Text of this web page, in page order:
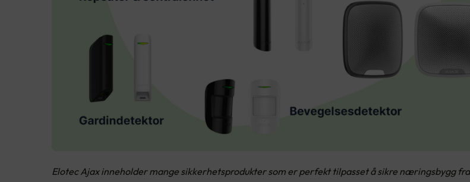
Elotec Ajax inneholder mange sikkerhetsprodukter som er perfekt tilpasset å sikre næringsbygg